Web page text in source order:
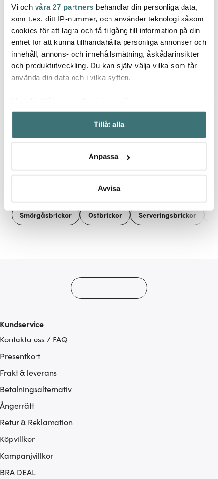
Vi och våra 27 partners behandlar din personliga data,
som t.ex. ditt IP-nummer, och använder teknologi såsom
cookies för att lagra och få tillgång till information på din
enhet för att kunna tillhandahålla personliga annonser och
innehåll, annons- och innehållsmätning, åskådarinsikter
och produktutveckling. Du kan själv välja vilka som får
använda din data och i vilka syften.
Samla in information om din geografiska plats som
kan ha en noggrannhet på upp till flera meter
Identifiera din enhet genom att aktivt skanna den för
Ta reda på mer om hur dina personliga uppgifter
Du kan ändra eller dra tillbaka ditt samtycke när som
Vi använder cookies för att innehållet och annonserna
Tillåt alla
Anpassa
Avvisa
Wmf
Nuova kaffesked 15,5
cm 6-pack
289 kr
I lager
Mellow Design
Disktrasa 17x20 cm
Lemon
75 kr
I lager
285
Låt dig inspireras av våra kunder
Smörgåsbrickor Ostbrickor Serveringsbrickor
Kundservice
Kontakta oss / FAQ
Presentkort
Frakt & leverans
Betalningsalternativ
Ångerrätt
Retur & Reklamation
Köpvillkor
Kampanjvillkor
BRA DEAL